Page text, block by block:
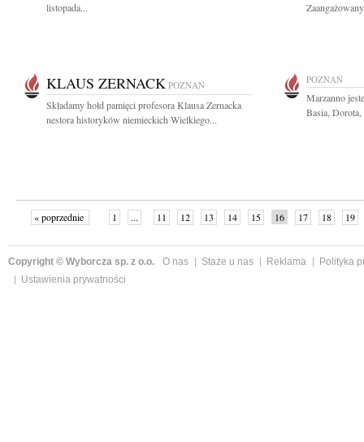
listopada...
KLAUS ZERNACK POZNAŃ
Składamy hołd pamięci profesora Klausa Zernacka
nestora historyków niemieckich Wielkiego...
POZNAŃ
Marzanno
Basia,
« poprzednie 1 ... 11 12 13 14 15 16 17 18
19
Copyright © Wyborcza sp. z o.o. O nas Staże u nas Reklama
Polityka
Ustawienia prywatności